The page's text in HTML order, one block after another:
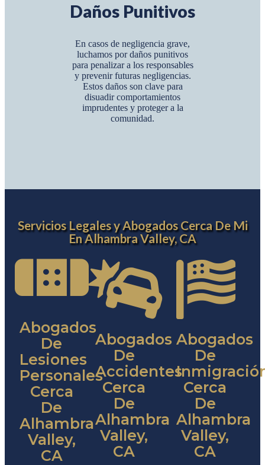
Daños Punitivos
En casos de negligencia grave,
luchamos por daños punitivos
para penalizar a los responsables
y prevenir futuras negligencias.
Estos daños son clave para
disuadir comportamientos
imprudentes y proteger a la
comunidad.
Servicios Legales y Abogados Cerca De Mi
En Alhambra Valley, CA
Abogados
De
Lesiones
Personales
Cerca
De
Alhambra
Valley,
CA
Abogados
De
Accidentes
Cerca
De
Alhambra
Valley,
CA
Abogados
De
Cerca
De
Alhambra
Valley,
CA